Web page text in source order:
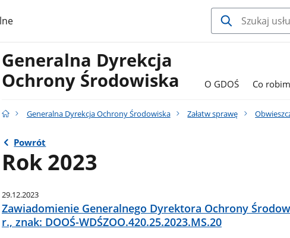
Generalna Dyrekcja
Ochrony Środowiska
O GDOŚ Co
Generalna Dyrekcja Ochrony Środowiska Załatw sprawę
Powrót
Rok 2023
29.12.2023
Zawiadomienie Generalnego Dyrektora Ochrony
r., znak: DOOŚ-WDŚZOO.420.25.2023.MS.20